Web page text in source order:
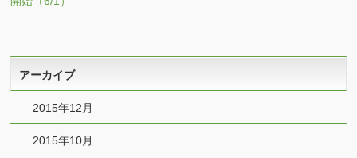
アーカイブ
2015年12月
2015年10月